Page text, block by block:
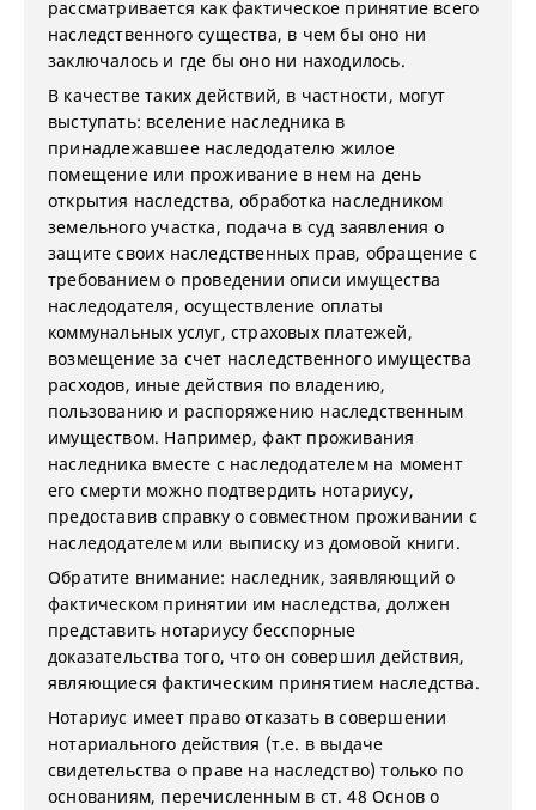
рассматривается как фактическое принятие всего
наследственного существа, в чем бы оно ни
заключалось и где бы оно ни находилось.
В качестве таких действий, в частности, могут
выступать: вселение наследника в
принадлежавшее наследодателю жилое
помещение или проживание в нем на день
открытия наследства, обработка наследником
земельного участка, подача в суд заявления о
защите своих наследственных прав, обращение с
требованием о проведении описи имущества
наследодателя, осуществление оплаты
коммунальных услуг, страховых платежей,
возмещение за счет наследственного имущества
расходов, иные действия по владению,
пользованию и распоряжению наследственным
имуществом. Например, факт проживания
наследника вместе с наследодателем на момент
его смерти можно подтвердить нотариусу,
предоставив справку о совместном проживании с
наследодателем или выписку из домовой книги.
Обратите внимание: наследник, заявляющий о
фактическом принятии им наследства, должен
представить нотариусу бесспорные
доказательства того, что он совершил действия,
являющиеся фактическим принятием наследства.
Нотариус имеет право отказать в совершении
нотариального действия (т.е. в выдаче
свидетельства о праве на наследство) только по
основаниям, перечисленным в ст. 48 Основ о